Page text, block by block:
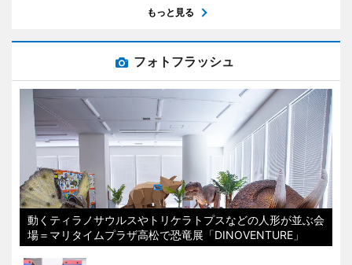
もっと見る
フォトフラッシュ
動くティラノサウルスやトリケラトプスなどの人形が並ぶ会
場＝マリタイムプラザ高松で恐竜展「DINOVENTURE」